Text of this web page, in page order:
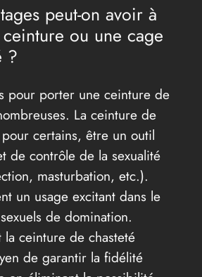
peut-on avoir à
ou une cage
?
pour porter une ceinture de
La ceinture de
certains, être un outil
de contrôle de la sexualité
masturbation, etc.).
un usage excitant dans le
de domination.
la ceinture de chasteté
de garantir la fidélité